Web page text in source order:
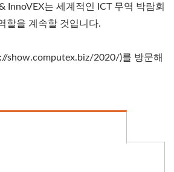
InnoVEX는 세계적인 ICT 무역 박람회
할을 계속할 것입니다.
show.computex.biz/2020/)를 방문해